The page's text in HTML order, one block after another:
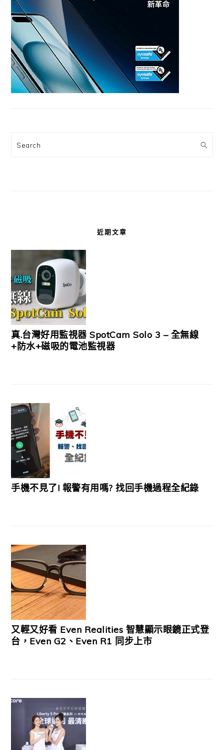
Search
近期文章
真.台灣好用監視器 SpotCam Solo 3 – 全無線
+防水+磁吸的電池監視器
手機不見了! 報警有用嗎? 找回手機過程全紀錄
又輕又好看 Even Realities 智慧顯示眼鏡正式登
台，Even G2、Even R1 同步上市